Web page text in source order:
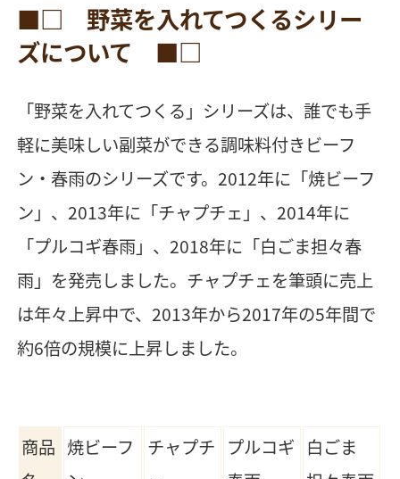
■□ 野菜を入れてつくるシリー
ズについて ■□
「野菜を入れてつくる」シリーズは、誰でも手
軽に美味しい副菜ができる調味料付きビーフ
ン・春雨のシリーズです。2012年に「焼ビーフ
ン」、2013年に「チャプチェ」、2014年に
「プルコギ春雨」、2018年に「白ごま担々春
雨」を発売しました。チャプチェを筆頭に売上
は年々上昇中で、2013年から2017年の5年間で
約6倍の規模に上昇しました。
商品 焼ビーフ
チャプチ プルコギ 白ごま